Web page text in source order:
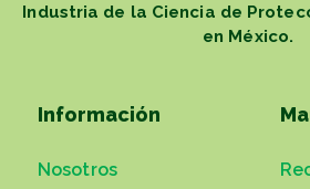
Industria de la Ciencia de
en México.
Información
Nosotros